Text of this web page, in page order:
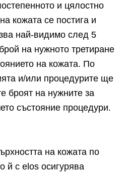
и цялостно
кожата се постига и
най-видимо след 5
на нужното третиране
на кожата. По
и/или процедурите ще
броят на нужните за
състояние процедури.
на кожата по
й с elos осигурява